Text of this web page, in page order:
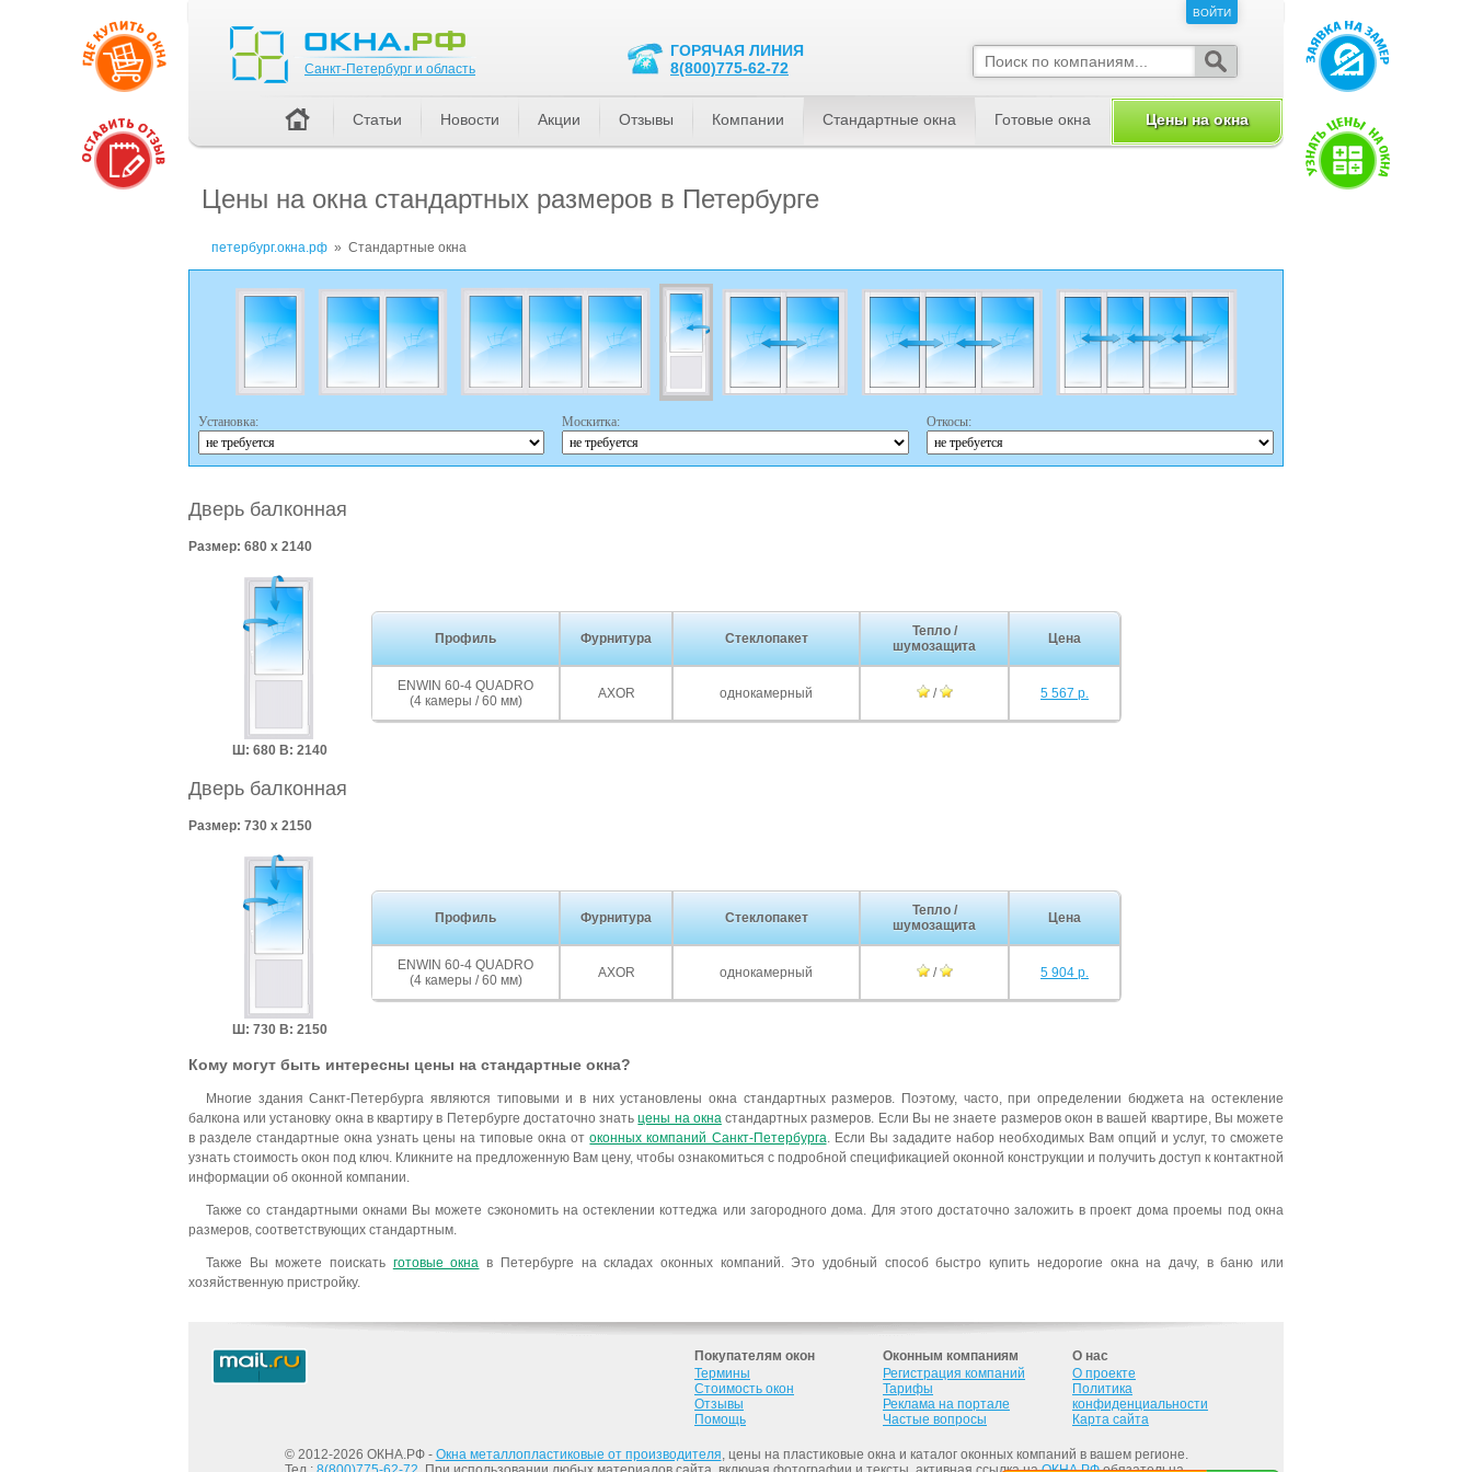
Цены на окна стандартных размеров в Петербурге
петербург.окна.рф » Стандартные окна
Установка: Москитка: Откосы:
Дверь балконная
Размер: 680 x 2140
Ш: 680 В: 2140
Профиль Фурнитура Стеклопакет
Тепло /
шумозащита
Цена
ENWIN 60-4 QUADRO
(4 камеры / 60 мм)
AXOR однокамерный / 5 567 р.
Дверь балконная
Размер: 730 x 2150
Ш: 730 В: 2150
Профиль Фурнитура Стеклопакет
Тепло /
шумозащита
Цена
ENWIN 60-4 QUADRO
(4 камеры / 60 мм)
AXOR однокамерный / 5 904 р.
Кому могут быть интересны цены на стандартные окна?
Многие здания Санкт-Петербурга являются типовыми и в них установлены окна стандартных размеров. Поэтому, часто, при определении бюджета на остекление
балкона или установку окна в квартиру в Петербурге достаточно знатьцены на окна стандартных размеров. Если Вы не знаете размеров окон в вашей квартире, Вы можете
в разделе стандартные окна узнать цены на типовые окна отоконных компаний Санкт-Петербурга . Если Вы зададите набор необходимых Вам опций и услуг, то сможете
узнать стоимость окон под ключ. Кликните на предложенную Вам цену, чтобы ознакомиться с подробной спецификацией оконной конструкции и получить доступ к контактной
информации об оконной компании.
Также со стандартными окнами Вы можете сэкономить на остеклении коттеджа или загородного дома. Для этого достаточно заложить в проект дома проемы под окна
размеров, соответствующих стандартным.
Также Вы можете поискать готовые окна в Петербурге на складах оконных компаний. Это удобный способ быстро купить недорогие окна на дачу, в баню или
хозяйственную пристройку.
ВОЙТИ
Санкт-Петербург и область
ГОРЯЧАЯ ЛИНИЯ
8(800)775-62-72
Статьи Новости Акции Отзывы Компании Стандартные окна Готовые окна Цены на окна
ВОЙТИ
Покупателям окон Оконным компаниям
О нас
Термины
Стоимость окон
Отзывы
Помощь
Регистрация компаний
Тарифы
Реклама на портале
Частые вопросы
О проекте
Политика
конфиденциальности
Карта сайта
© 2012-2026 ОКНА.РФ - Окна металлопластиковые от производителя, цены на пластиковые окна и каталог оконных компаний в вашем регионе.